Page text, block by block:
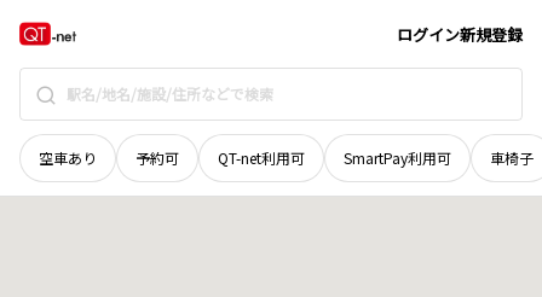
ログイン新規登録
空車あり 予約可 QT-net利用可 SmartPay利用可 車椅子
青森県